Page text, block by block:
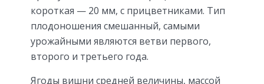
короткая — 20 мм, с прицветниками. Тип
плодоношения смешанный, самыми
урожайными являются ветви первого,
второго и третьего года.
Ягоды вишни средней величины, массой